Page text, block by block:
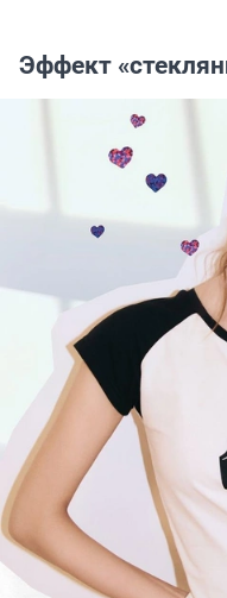
Эффект